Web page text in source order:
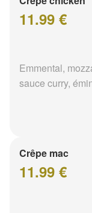
11.99 €
Emmental,
sauce curry,
Crêpe mac
11.99 €